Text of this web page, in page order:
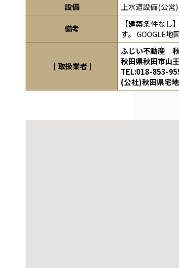
設備
上水道設備(公営
備考
【建築条件な
す。 GOOGLE
[ 取扱業者 ]
ふじい不動産
秋田県秋田市山
TEL:018-853-
(公社)秋田県宅